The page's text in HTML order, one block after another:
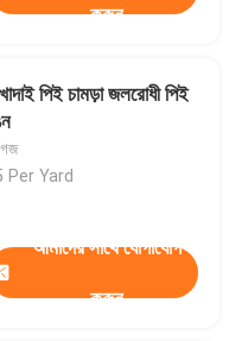
করুন
পিই চামড়া জলরোধী পিই
Per Yard
আমাদের সাথে যোগাযোগ
করুন